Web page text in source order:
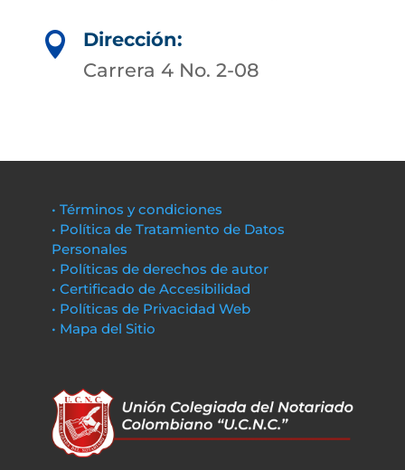

Dirección:
Carrera 4 No. 2-08
• Términos y condiciones
• Política de Tratamiento de Datos
Personales
• Políticas de derechos de autor
• Certificado de Accesibilidad
• Políticas de Privacidad Web
• Mapa del Sitio